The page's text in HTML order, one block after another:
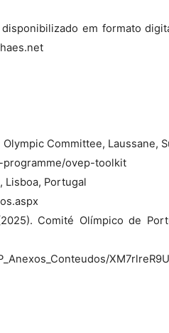
em formato
Committee, Laussane,
ovep-toolkit
Lisboa, Portugal
Comité Olímpico de